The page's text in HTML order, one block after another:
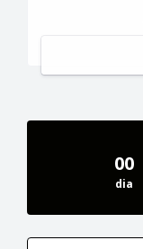
00
dia